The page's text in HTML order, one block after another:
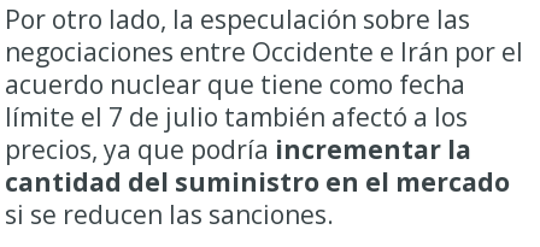
Por otro lado, la especulación sobre las
negociaciones entre Occidente e Irán por el
acuerdo nuclear que tiene como fecha
límite el 7 de julio también afectó a los
precios, ya que podría incrementar la
cantidad del suministro en el mercado
si se reducen las sanciones.